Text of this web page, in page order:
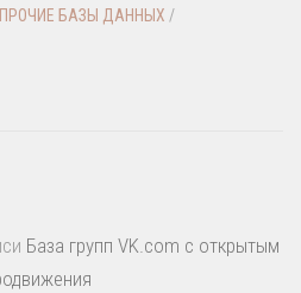
ПРОЧИЕ БАЗЫ ДАННЫХ /
База групп VK.com с открытым